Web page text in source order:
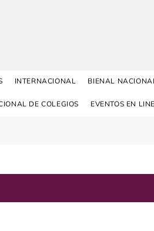
INTERNACIONAL BIENAL
DE COLEGIOS EVENTOS EN